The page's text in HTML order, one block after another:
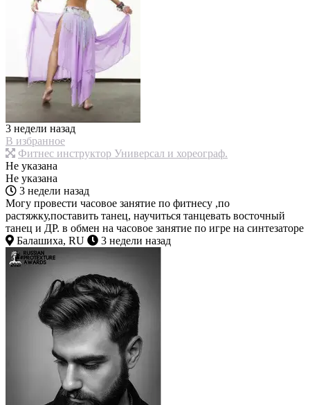
3 недели назад
В избранное
Фитнес инструктор Универсал и хореограф.
Не указана
Не указана
3 недели назад
Могу провести часовое занятие по фитнесу ,по
растяжку,поставить танец, научиться танцевать восточный
танец и ДР. в обмен на часовое занятие по игре на синтезаторе
Балашиха, RU
3 недели назад